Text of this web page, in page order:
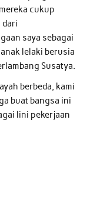
cukup
dari
saya sebagai
lelaki berusia
Susatya.
berbeda, kami
buat bangsa ini
lini pekerjaan